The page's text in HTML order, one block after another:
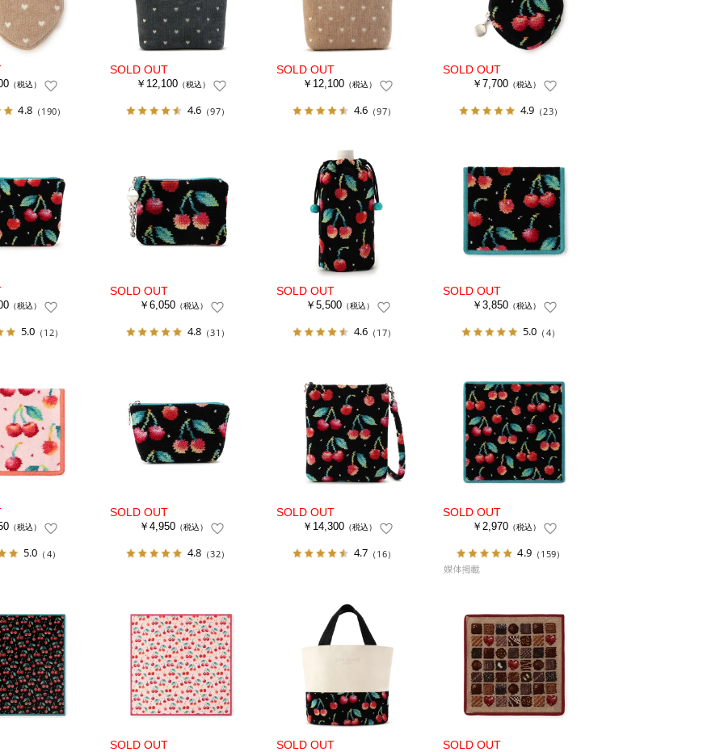
（税込）
4.8 （190）
￥12,100 （税込）
4.6 （97）
￥12,100 （税込）
4.6 （97）
￥7,700（税込）
4.9 （23）
（税込）
5.0 （12）
￥6,050（税込）
4.8 （31）
￥5,500（税込）
4.6 （17）
￥3,850（税込）
5.0 （4）
（税込）
5.0 （4）
￥4,950（税込）
4.8 （32）
￥14,300 （税込）
4.7 （16）
￥2,970（税込）
4.9 （159）